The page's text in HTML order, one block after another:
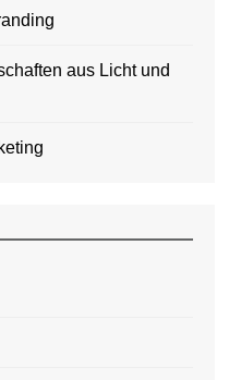
aus Licht und